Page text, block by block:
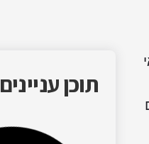
תוכן עניינים